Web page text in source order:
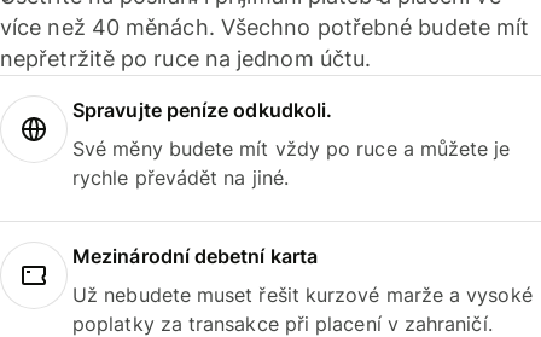
více než 40 měnách. Všechno potřebné budete mít
nepřetržitě po ruce na jednom účtu.
Spravujte peníze odkudkoli.
Své měny budete mít vždy po ruce a můžete je
rychle převádět na jiné.
Mezinárodní debetní karta
Už nebudete muset řešit kurzové marže a vysoké
poplatky za transakce při placení v zahraničí.